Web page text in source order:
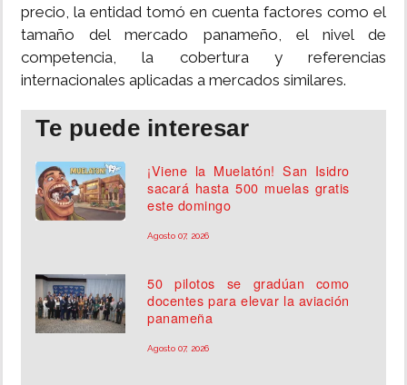
precio, la entidad tomó en cuenta factores como el
tamaño del mercado panameño, el nivel de
competencia, la cobertura y referencias
internacionales aplicadas a mercados similares.
Te puede interesar
¡Viene la Muelatón! San Isidro
sacará hasta 500 muelas gratis
este domingo
Agosto 07, 2026
50 pilotos se gradúan como
docentes para elevar la aviación
panameña
Agosto 07, 2026